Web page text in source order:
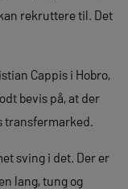
rekruttere til. Det
Cappis i Hobro,
bevis på, at der
transfermarked.
sving i det. Der er
lang, tung og